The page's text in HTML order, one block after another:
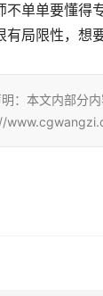
不单单要懂得
有局限性，想
：本文内部分